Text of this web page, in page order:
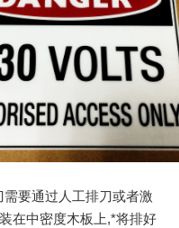
要通过人工排刀或者激
在中密度木板上,*将排好